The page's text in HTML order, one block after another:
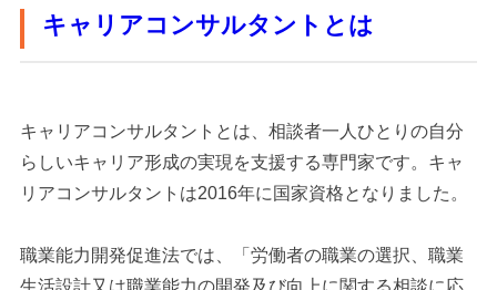
キャリアコンサルタントとは
キャリアコンサルタントとは、相談者一人ひとりの自分
らしいキャリア形成の実現を支援する専門家です。キャ
リアコンサルタントは2016年に国家資格となりました。
職業能力開発促進法では、「労働者の職業の選択、職業